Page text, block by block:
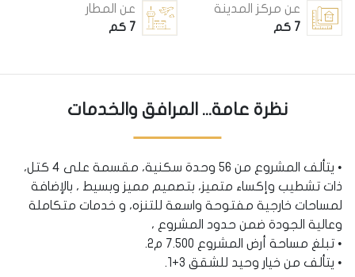
عن مركز المدينة
7 كم
عن المطار
7 كم
نظرة عامة... المرافق والخدمات
• يتألف المشروع من 56 وحدة سكنية، مقسمة على 4 كتل،
ذات تشطيب وإكساء متميز، بتصميم مميز وبسيط ، بالإضافة
لمساحات خارجية مفتوحة واسعة للتنزه، و خدمات متكاملة
وعالية الجودة ضمن حدود المشروع ،
• تبلغ مساحة أرض المشروع 7.500 م2.
• يتألف من خيار وحيد للشقق 3+1.